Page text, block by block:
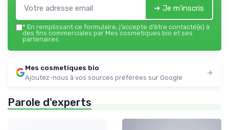
➔ Je m'inscris
* En remplissant ce formulaire, j’accepte d’être contacté(e) à
des fins commerciales par Mes cosmetiques bio et ses
partenaires.
Mes cosmetiques bio
Ajoutez-nous à vos sources préférées sur Google
Parole d'experts